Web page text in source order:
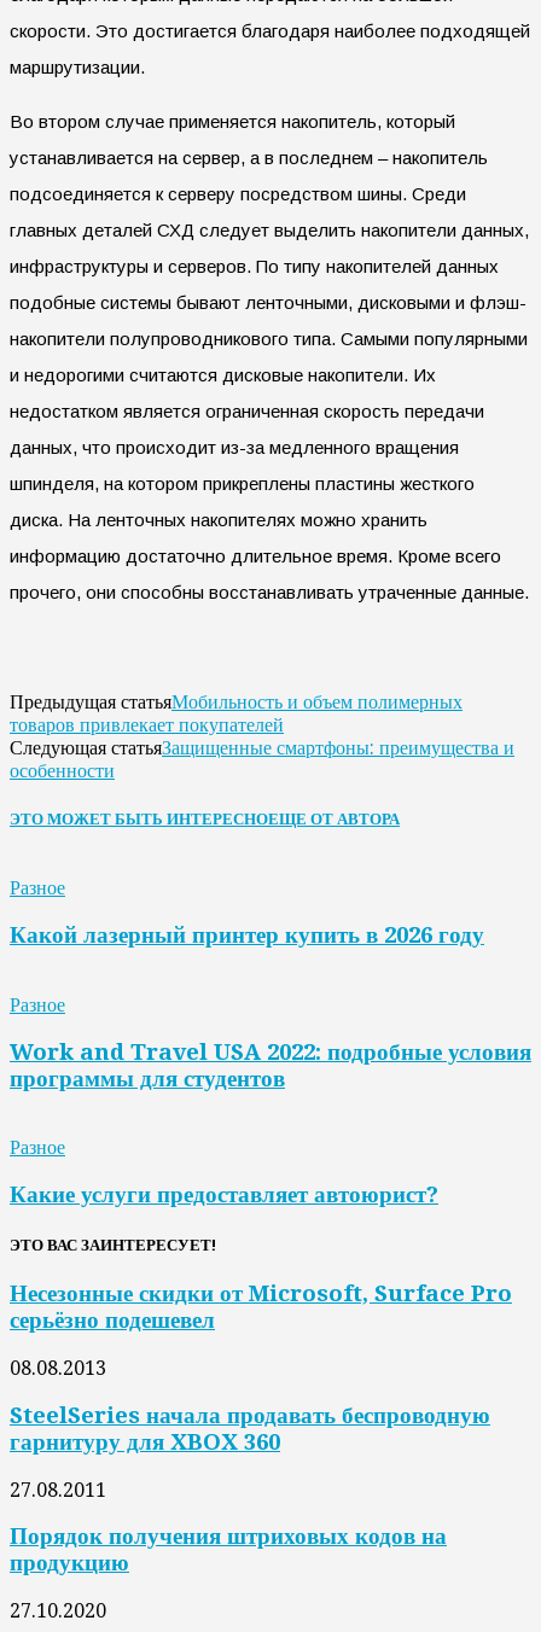
скорости. Это достигается благодаря наиболее подходящей
маршрутизации.
Во втором случае применяется накопитель, который
устанавливается на сервер, а в последнем – накопитель
подсоединяется к серверу посредством шины. Среди
главных деталей СХД следует выделить накопители данных,
инфраструктуры и серверов. По типу накопителей данных
подобные системы бывают ленточными, дисковыми и флэш-
накопители полупроводникового типа. Самыми популярными
и недорогими считаются дисковые накопители. Их
недостатком является ограниченная скорость передачи
данных, что происходит из-за медленного вращения
шпинделя, на котором прикреплены пластины жесткого
диска. На ленточных накопителях можно хранить
информацию достаточно длительное время. Кроме всего
прочего, они способны восстанавливать утраченные данные.
Предыдущая статьяМобильность и объем полимерных
товаров привлекает покупателей
Следующая статьяЗащищенные смартфоны: преимущества и
особенности
ЭТО МОЖЕТ БЫТЬ ИНТЕРЕСНОЕЩЕ ОТ АВТОРА
Разное
Какой лазерный принтер купить в 2026 году
Разное
Work and Travel USA 2022: подробные условия
программы для студентов
Разное
Какие услуги предоставляет автоюрист?
ЭТО ВАС ЗАИНТЕРЕСУЕТ!
Несезонные скидки от Microsoft, Surface Pro
серьёзно подешевел
08.08.2013
SteelSeries начала продавать беспроводную
гарнитуру для XBOX 360
27.08.2011
Порядок получения штриховых кодов на
продукцию
27.10.2020